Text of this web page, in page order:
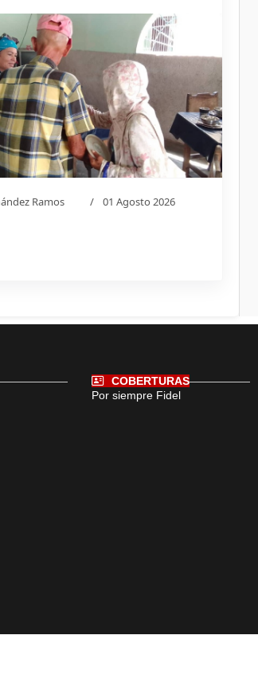
Ramos 01 Agosto 2026
COBERTURAS
Por siempre Fidel